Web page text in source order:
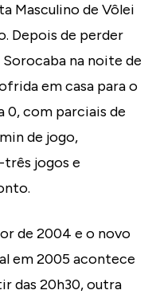
Masculino de Vôlei
Depois de perder
Sorocaba na noite de
em casa para o
0, com parciais de
de jogo,
jogos e
de 2004 e o novo
em 2005 acontece
das 20h30, outra